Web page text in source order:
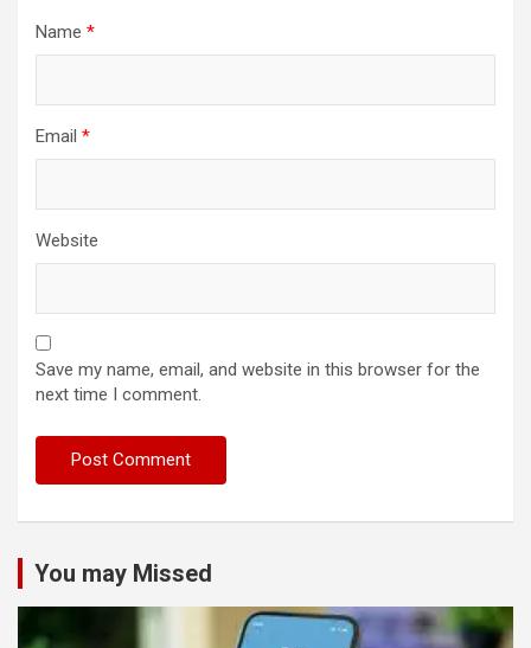
Name *
Email *
Website
Save my name, email, and website in this browser for the
next time I comment.
You may Missed